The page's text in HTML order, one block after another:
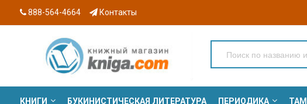
888-564-4664 Контакты
КНИГИ БУКИНИСТИЧЕСКАЯ ЛИТЕРАТУРА ПЕРИОДИКА